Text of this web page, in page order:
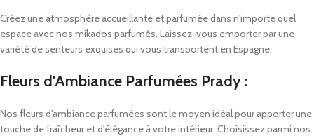
Créez une atmosphère accueillante et parfumée dans n'importe quel
espace avec nos mikados parfumés. Laissez-vous emporter par une
variété de senteurs exquises qui vous transportent en Espagne.
Fleurs d'Ambiance Parfumées Prady :
Nos fleurs d'ambiance parfumées sont le moyen idéal pour apporter une
touche de fraîcheur et d'élégance à votre intérieur. Choisissez parmi nos